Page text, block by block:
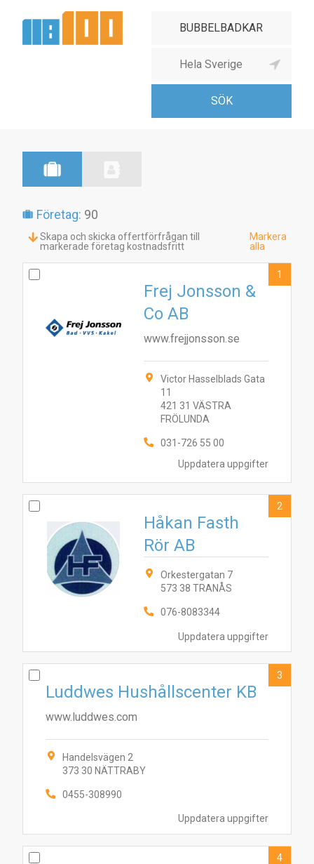
Företag: 90
Skapa och skicka offertförfrågan till
markerade företag kostnadsfritt
Markera
alla
Uppdatera uppgifter
Frej Jonsson &
Co AB
www.frejjonsson.se
Victor Hasselblads Gata
11
421 31 VÄSTRA
FRÖLUNDA
031-726 55 00
1
Uppdatera uppgifter
Håkan Fasth
Rör AB
Orkestergatan 7
573 38 TRANÅS
076-8083344
2
Uppdatera uppgifter
Luddwes Hushållscenter KB
www.luddwes.com
Handelsvägen 2
373 30 NÄTTRABY
0455-308990
3
4